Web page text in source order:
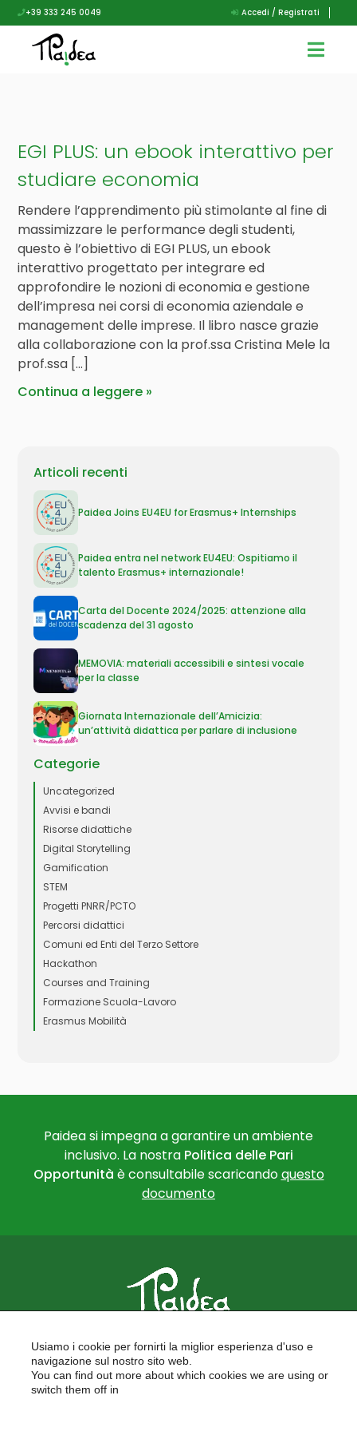
+39 333 245 0049 Accedi / Registrati
EGI PLUS: un ebook interattivo per
studiare economia
Rendere l’apprendimento più stimolante al fine di
massimizzare le performance degli studenti,
questo è l’obiettivo di EGI PLUS, un ebook
interattivo progettato per integrare ed
approfondire le nozioni di economia e gestione
dell’impresa nei corsi di economia aziendale e
management delle imprese. Il libro nasce grazie
alla collaborazione con la prof.ssa Cristina Mele la
prof.ssa […]
Continua a leggere
Articoli recenti
Paidea Joins EU4EU for Erasmus+ Internships
Paidea entra nel network EU4EU: Ospitiamo il
talento Erasmus+ internazionale!
Carta del Docente 2024/2025: attenzione alla
scadenza del 31 agosto
MEMOVIA: materiali accessibili e sintesi vocale
per la classe
Giornata Internazionale dell’Amicizia:
un’attività didattica per parlare di inclusione
Categorie
Uncategorized
Avvisi e bandi
Risorse didattiche
Digital Storytelling
Gamification
STEM
Progetti PNRR/PCTO
Percorsi didattici
Comuni ed Enti del Terzo Settore
Hackathon
Courses and Training
Formazione Scuola-Lavoro
Erasmus Mobilità
Paidea si impegna a garantire un ambiente
inclusivo. La nostra Politica delle Pari
Opportunità è consultabile scaricandoquesto
documento
FORMAZIONE PER LE SCUOLE
FORMAZIONE PROFESSIONALE
PROGETTI EUROPEI
Usiamo i cookie per fornirti la miglior esperienza d'uso e
navigazione sul nostro sito web.
You can find out more about which cookies we are using or
switch them off in